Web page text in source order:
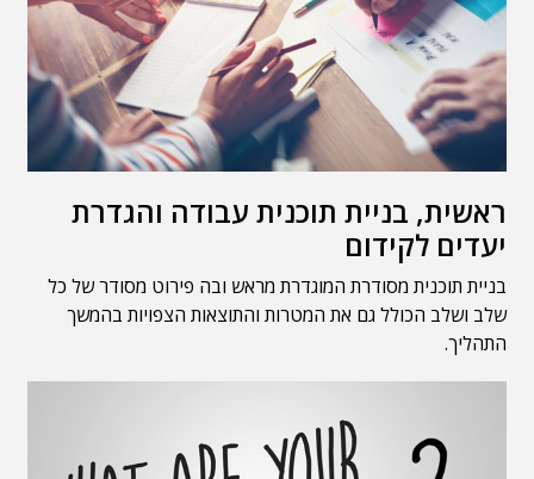
ראשית, בניית תוכנית עבודה והגדרת
יעדים לקידום
בניית תוכנית מסודרת המוגדרת מראש ובה פירוט מסודר של כל
שלב ושלב הכולל גם את המטרות והתוצאות הצפויות בהמשך
התהליך.